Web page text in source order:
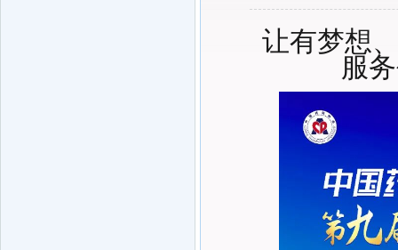
让有梦想
服